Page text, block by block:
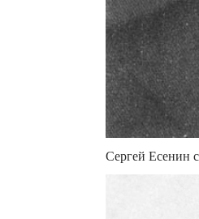
Сергей Есенин